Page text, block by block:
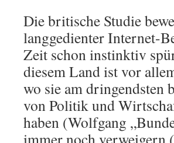
Die britische Studie
langgedienter Internet-
Zeit schon instinktiv
diesem Land ist vor
wo sie am dringendsten
von Politik und
haben (Wolfgang
immer noch verweigern